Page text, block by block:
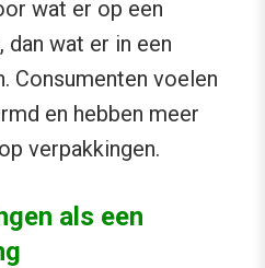
wat er op een
dan wat er in een
Consumenten voelen
en hebben meer
verpakkingen.
als een